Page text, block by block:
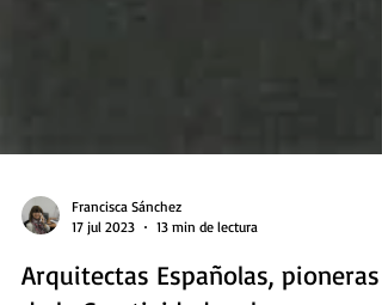
17 jul 2023
13 min de lectura